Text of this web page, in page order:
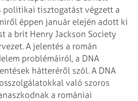
politikai tisztogatást végzett a
éppen január elején adott ki
a brit Henry Jackson Society
A jelentés a román
problémáiról, a DNA
hátteréről szól. A DNA
való szoros
a romániai